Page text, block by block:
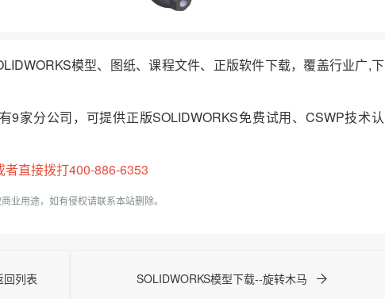
模型、图纸、课程文件、正版软件下载，覆盖行业广,下
家分公司，可提供正版SOLIDWORKS免费试用、CSWP技术认
直接拨打400-886-6353
业用途，如有侵权请联系本站删除。
回列表 SOLIDWORKS模型下载--旋转木马